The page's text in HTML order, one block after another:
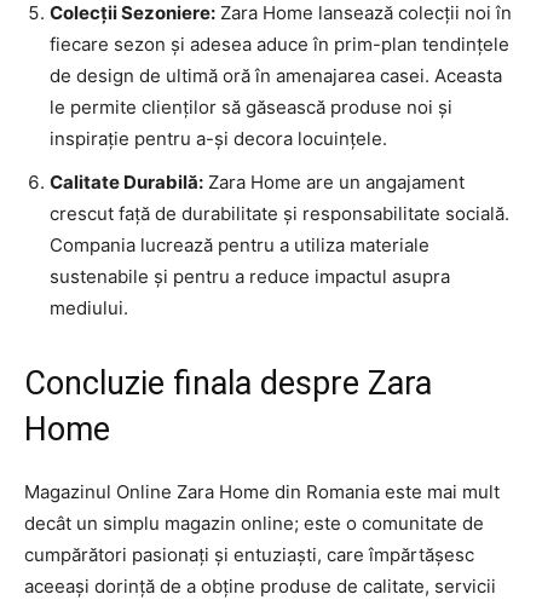
Colecții Sezoniere: Zara Home lansează colecții noi în
fiecare sezon și adesea aduce în prim-plan tendințele
de design de ultimă oră în amenajarea casei. Aceasta
le permite clienților să găsească produse noi și
inspirație pentru a-și decora locuințele.
Calitate Durabilă: Zara Home are un angajament
crescut față de durabilitate și responsabilitate socială.
Compania lucrează pentru a utiliza materiale
sustenabile și pentru a reduce impactul asupra
mediului.
Concluzie finala despre Zara
Home
Magazinul Online Zara Home din Romania este mai mult
decât un simplu magazin online; este o comunitate de
cumpărători pasionați și entuziaști, care împărtășesc
aceeași dorință de a obține produse de calitate, servicii